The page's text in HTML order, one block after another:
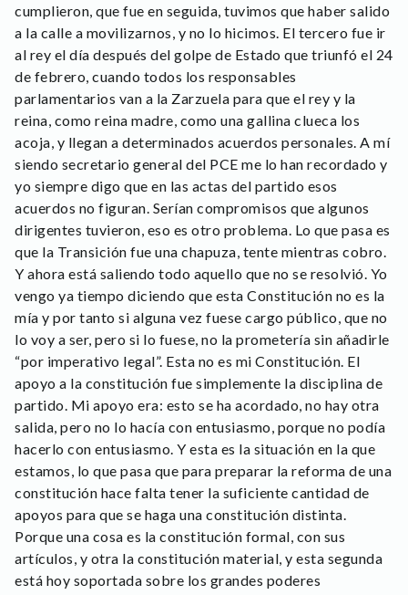
cumplieron, que fue en seguida, tuvimos que haber salido
a la calle a movilizarnos, y no lo hicimos. El tercero fue ir
al rey el día después del golpe de Estado que triunfó el 24
de febrero, cuando todos los responsables
parlamentarios van a la Zarzuela para que el rey y la
reina, como reina madre, como una gallina clueca los
acoja, y llegan a determinados acuerdos personales. A mí
siendo secretario general del PCE me lo han recordado y
yo siempre digo que en las actas del partido esos
acuerdos no figuran. Serían compromisos que algunos
dirigentes tuvieron, eso es otro problema. Lo que pasa es
que la Transición fue una chapuza, tente mientras cobro.
Y ahora está saliendo todo aquello que no se resolvió. Yo
vengo ya tiempo diciendo que esta Constitución no es la
mía y por tanto si alguna vez fuese cargo público, que no
lo voy a ser, pero si lo fuese, no la prometería sin añadirle
“por imperativo legal”. Esta no es mi Constitución. El
apoyo a la constitución fue simplemente la disciplina de
partido. Mi apoyo era: esto se ha acordado, no hay otra
salida, pero no lo hacía con entusiasmo, porque no podía
hacerlo con entusiasmo. Y esta es la situación en la que
estamos, lo que pasa que para preparar la reforma de una
constitución hace falta tener la suficiente cantidad de
apoyos para que se haga una constitución distinta.
Porque una cosa es la constitución formal, con sus
artículos, y otra la constitución material, y esta segunda
está hoy soportada sobre los grandes poderes